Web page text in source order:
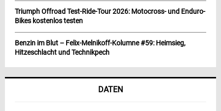
Triumph Offroad Test-Ride-Tour 2026: Motocross- und Enduro-
Bikes kostenlos testen
Benzin im Blut – Felix-Melnikoff-Kolumne #59: Heimsieg,
Hitzeschlacht und Technikpech
DATEN